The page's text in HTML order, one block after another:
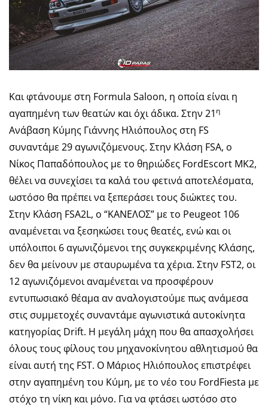
Και φτάνουμε στη Formula Saloon, η οποία είναι η
αγαπημένη των θεατών και όχι άδικα. Στην 21 η
Ανάβαση Κύμης Γιάννης Ηλιόπουλος στη FS
συναντάμε 29 αγωνιζόμενους. Στην Κλάση FSA, o
Νίκος Παπαδόπουλος με το θηριώδες FordEscort MK2,
θέλει να συνεχίσει τα καλά του φετινά αποτελέσματα,
ωστόσο θα πρέπει να ξεπεράσει τους διώκτες του.
Στην Κλάση FSA2L, ο “ΚΑΝΕΛΟΣ” με το Peugeot 106
αναμένεται να ξεσηκώσει τους θεατές, ενώ και οι
υπόλοιποι 6 αγωνιζόμενοι της συγκεκριμένης Κλάσης,
δεν θα μείνουν με σταυρωμένα τα χέρια. Στην FST2, οι
12 αγωνιζόμενοι αναμένεται να προσφέρουν
εντυπωσιακό θέαμα αν αναλογιστούμε πως ανάμεσα
στις συμμετοχές συναντάμε αγωνιστικά αυτοκίνητα
κατηγορίας Drift. Η μεγάλη μάχη που θα απασχολήσει
όλους τους φίλους του μηχανοκίνητου αθλητισμού θα
είναι αυτή της FST. O Μάριος Ηλιόπουλος επιστρέφει
στην αγαπημένη του Κύμη, με το νέο του FordFiesta με
στόχο τη νίκη και μόνο. Για να φτάσει ωστόσο στο